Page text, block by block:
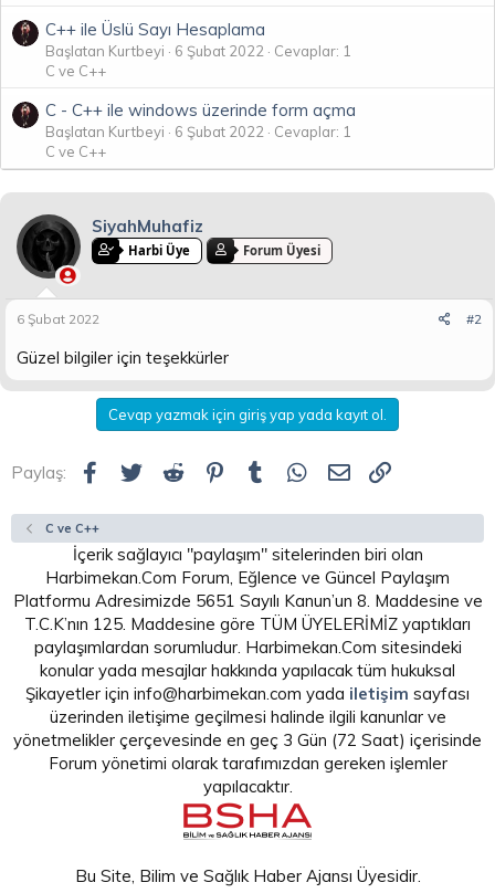
C++ ile Üslü Sayı Hesaplama
Başlatan Kurtbeyi 6 Şubat 2022
Cevaplar: 1
C ve C++
C - C++ ile windows üzerinde form açma
Başlatan Kurtbeyi 6 Şubat 2022
Cevaplar: 1
C ve C++
SiyahMuhafiz
Harbi Üye Forum Üyesi
6 Şubat 2022 #2
Güzel bilgiler için teşekkürler
Cevap yazmak için giriş yap yada kayıt ol.
Paylaş: Facebook
Twitter Reddit Pinterest
Tumblr WhatsApp
E-posta
C ve C++
İçerik sağlayıcı "paylaşım" sitelerinden biri olan
Harbimekan.Com Forum, Eğlence ve Güncel Paylaşım
Platformu Adresimizde 5651 Sayılı Kanun’un 8. Maddesine ve
T.C.K’nın 125. Maddesine göre TÜM ÜYELERİMİZ yaptıkları
paylaşımlardan sorumludur. Harbimekan.Com sitesindeki
konular yada mesajlar hakkında yapılacak tüm hukuksal
Şikayetler için info@harbimekan.com yada iletişim sayfası
üzerinden iletişime geçilmesi halinde ilgili kanunlar ve
yönetmelikler çerçevesinde en geç 3 Gün (72 Saat) içerisinde
Forum yönetimi olarak tarafımızdan gereken işlemler
yapılacaktır.
Bu Site, Bilim ve Sağlık Haber Ajansı Üyesidir.